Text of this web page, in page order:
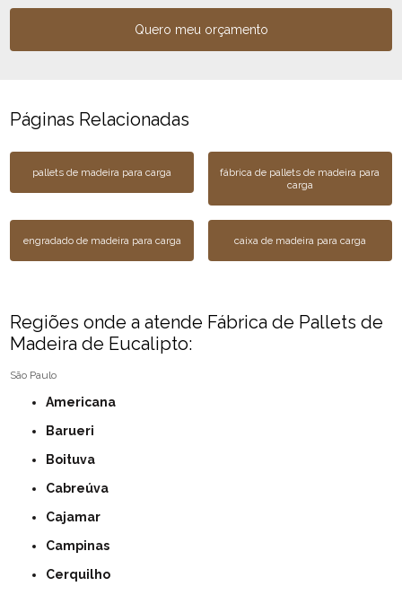
Quero meu orçamento
Páginas Relacionadas
pallets de madeira para carga
fábrica de pallets de madeira para
carga
engradado de madeira para carga caixa de madeira para carga
Regiões onde a atende Fábrica de Pallets de
Madeira de Eucalipto:
São Paulo
Americana
Barueri
Boituva
Cabreúva
Cajamar
Campinas
Cerquilho